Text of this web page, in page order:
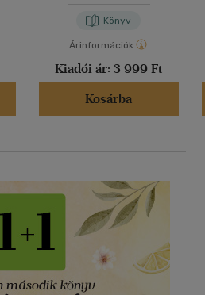
Könyv
Árinformációk
Kiadói ár: 3 999 Ft
Kosárba